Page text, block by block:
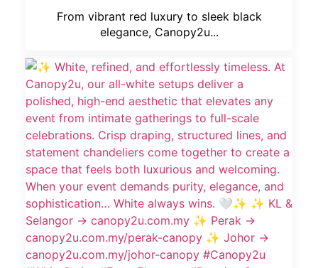
From vibrant red luxury to sleek black
elegance, Canopy2u...